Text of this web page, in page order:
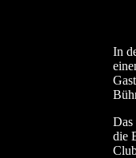
In
Das
die